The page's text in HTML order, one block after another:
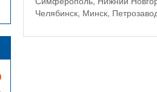
Челябинск, Минск,